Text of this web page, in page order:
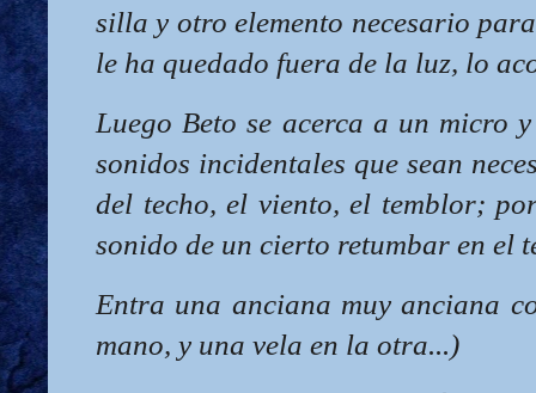
silla y otro elemento necesario
le ha quedado fuera de la luz, lo
Luego Beto se acerca a un micro
sonidos incidentales que sean
del techo, el viento, el temblor;
sonido de un cierto retumbar en el
Entra una anciana muy anciana
mano, y una vela en la otra...)